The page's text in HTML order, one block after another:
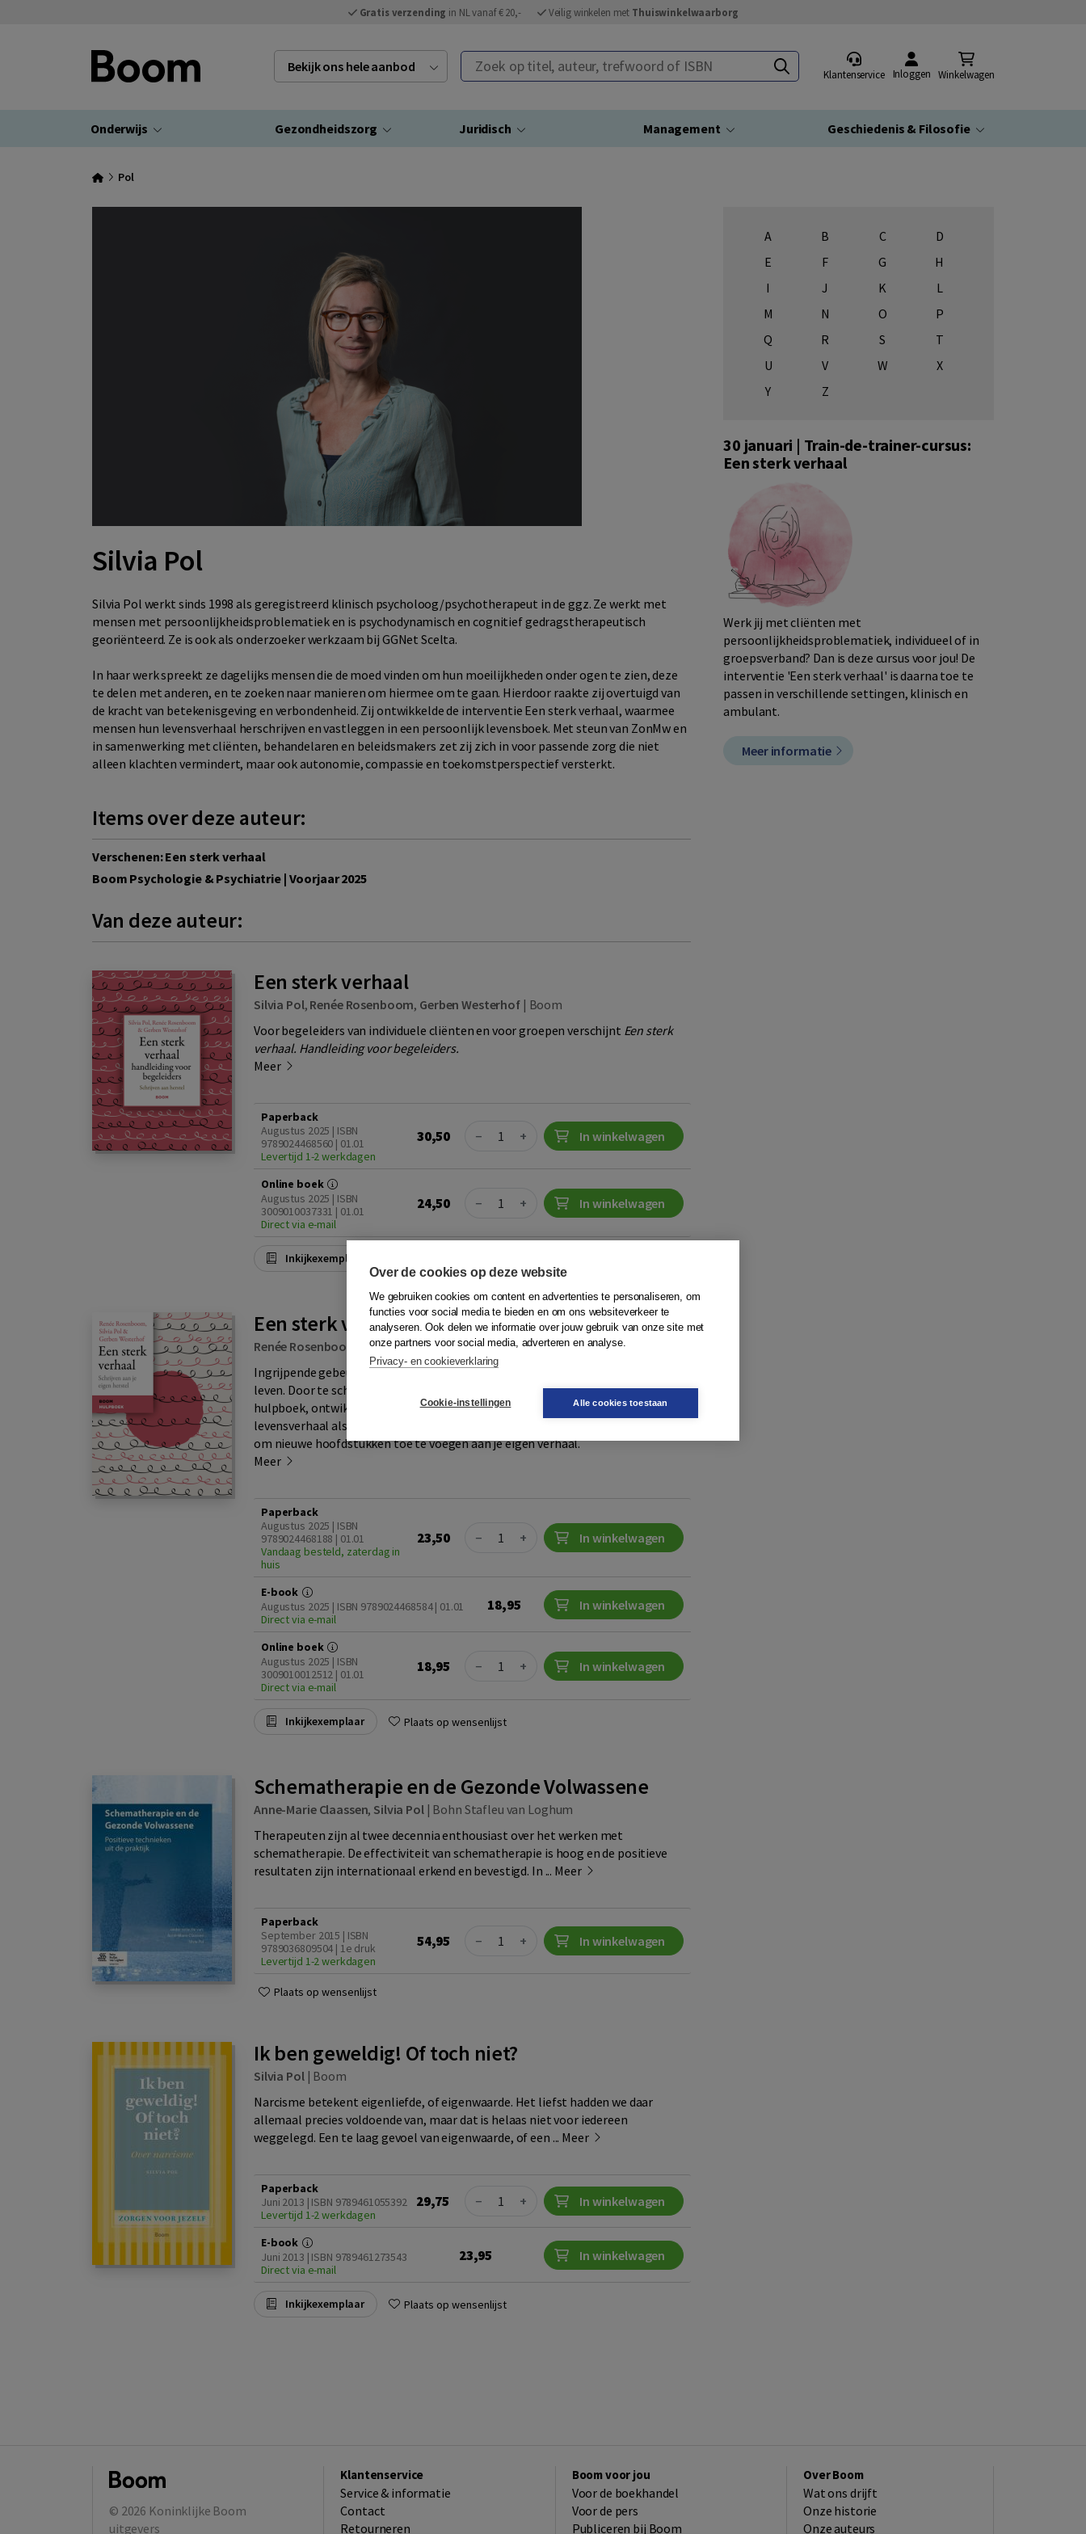
Gratis verzending in NL vanaf € 20,- Veilig winkelen met Thuiswinkelwaarborg
Bekijk ons hele aanbod Zoek op titel, auteur, trefwoord of ISBN
Klantenservice Inloggen Winkelwagen
Onderwijs Gezondheidszorg Juridisch Management Geschiedenis & Filosofie
Pol
Silvia Pol
Silvia Pol werkt sinds 1998 als geregistreerd klinisch psycholoog/psychotherapeut in de ggz. Ze werkt met
mensen met persoonlijkheidsproblematiek en is psychodynamisch en cognitief gedragstherapeutisch
georiënteerd. Ze is ook als onderzoeker werkzaam bij GGNet Scelta.
In haar werk spreekt ze dagelijks mensen die de moed vinden om hun moeilijkheden onder ogen te zien, deze
te delen met anderen, en te zoeken naar manieren om hiermee om te gaan. Hierdoor raakte zij overtuigd van
de kracht van betekenisgeving en verbondenheid. Zij ontwikkelde de interventie Een sterk verhaal, waarmee
mensen hun levensverhaal herschrijven en vastleggen in een persoonlijk levensboek. Met steun van ZonMw en
in samenwerking met cliënten, behandelaren en beleidsmakers zet zij zich in voor passende zorg die niet
alleen klachten vermindert, maar ook autonomie, compassie en toekomstperspectief versterkt.
Items over deze auteur:
Verschenen: Een sterk verhaal
Boom Psychologie & Psychiatrie | Voorjaar 2025
Van deze auteur:
Een sterk verhaal
Silvia Pol, Renée Rosenboom, Gerben Westerhof| Boom
Voor begeleiders van individuele cliënten en voor groepen verschijnt Een sterk
verhaal. Handleiding voor begeleiders.
Meer
Paperback
Augustus 2025 | ISBN
9789024468560 | 01.01
Levertijd 1-2 werkdagen
30,50 Quantity
− + In winkelwagen
Online boek
Augustus 2025 | ISBN
3009010037331 | 01.01
Direct via e-mail
24,50 Quantity
− + In winkelwagen
Inkijkexemplaar
Een sterk verhaal
Renée Rosenboom Silvia Pol,Gerben Westerhof |Boom
Ingrijpende gebeurtenissen kunnen een enorme stempel drukken op je dagelijks
leven. Door te schrijven over je leven aan de hand van de opdrachten in dit
hulpboek, ontwikkel je een nieuw perspectief. Zo gebruik je je eigen
levensverhaal als bron van kracht om verder te kunnen, en ontstaat er ruimte
om nieuwe hoofdstukken toe te voegen aan je eigen verhaal.
Meer
Paperback
Augustus 2025 | ISBN
9789024468188 | 01.01
Vandaag besteld, zaterdag in
huis
23,50 Quantity
− + In winkelwagen
E-book
Augustus 2025 | ISBN 9789024468584 | 01.01
Direct via e-mail
18,95 In winkelwagen
Online boek
Augustus 2025 | ISBN
3009010012512 | 01.01
Direct via e-mail
18,95 Quantity
− + In winkelwagen
Inkijkexemplaar Plaats op wensenlijst
Schematherapie en de Gezonde Volwassene
Anne-Marie Claassen, Silvia Pol| Bohn Stafleu van Loghum
Therapeuten zijn al twee decennia enthousiast over het werken met
schematherapie. De effectiviteit van schematherapie is hoog en de positieve
resultaten zijn internationaal erkend en bevestigd. In ... Meer
Paperback
September 2015 | ISBN
9789036809504 | 1e druk
Levertijd 1-2 werkdagen
54,95 Quantity
− + In winkelwagen
Plaats op wensenlijst
Ik ben geweldig! Of toch niet?
Silvia Pol| Boom
Narcisme betekent eigenliefde, of eigenwaarde. Het liefst hadden we daar
allemaal precies voldoende van, maar dat is helaas niet voor iedereen
weggelegd. Een te laag gevoel van eigenwaarde, of een ... Meer
Paperback
Juni 2013 | ISBN 9789461055392
Levertijd 1-2 werkdagen
29,75 Quantity
− + In winkelwagen
E-book
Juni 2013 | ISBN 9789461273543
Direct via e-mail
23,95 In winkelwagen
Inkijkexemplaar Plaats op wensenlijst
A B C
D
E
F G
H
I
J K
L
M
N O
P
Q
R S
T
U
V W
X
Y
Z
30 januari | Train-de-trainer-cursus:
Een sterk verhaal
Werk jij met cliënten met
persoonlijkheidsproblematiek, individueel of in
groepsverband? Dan is deze cursus voor jou! De
interventie 'Een sterk verhaal' is daarna toe te
passen in verschillende settingen, klinisch en
ambulant.
Meer informatie
© 2026 Koninklijke Boom
uitgevers
Klantenservice
Service & informatie
Contact
Retourneren
Boom voor jou
Voor de boekhandel
Voor de pers
Publiceren bij Boom
Over Boom
Wat ons drijft
Onze historie
Onze auteurs
Over de cookies op deze website
We gebruiken cookies om content en advertenties te personaliseren, om
functies voor social media te bieden en om ons websiteverkeer te
analyseren. Ook delen we informatie over jouw gebruik van onze site met
onze partners voor social media, adverteren en analyse.
Privacy- en cookieverklaring
Cookie-instellingen Alle cookies toestaan